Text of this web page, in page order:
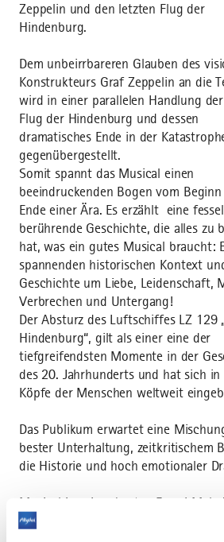
Zeppelin und den letzten Flug der
Hindenburg.
Dem unbeirrbareren Glauben des
Konstrukteurs Graf Zeppelin an die
wird in einer parallelen Handlung
Flug der Hindenburg und dessen
dramatisches Ende in der
gegenübergestellt.
Somit spannt das Musical einen
beeindruckenden Bogen vom
Ende einer Ära. Es erzählt eine
berührende Geschichte, die alles zu
hat, was ein gutes Musical braucht:
spannenden historischen Kontext
Geschichte um Liebe, Leidenschaft,
Verbrechen und Untergang!
Der Absturz des Luftschiffes LZ 129
Hindenburg“, gilt als einer eine der
tiefgreifendsten Momente in der
des 20. Jahrhunderts und hat sich in
Köpfe der Menschen weltweit
Das Publikum erwartet eine
bester Unterhaltung, zeitkritischem
die Historie und hoch emotionaler
Musical in seiner besten Form!
Mysterium – dargeboten in